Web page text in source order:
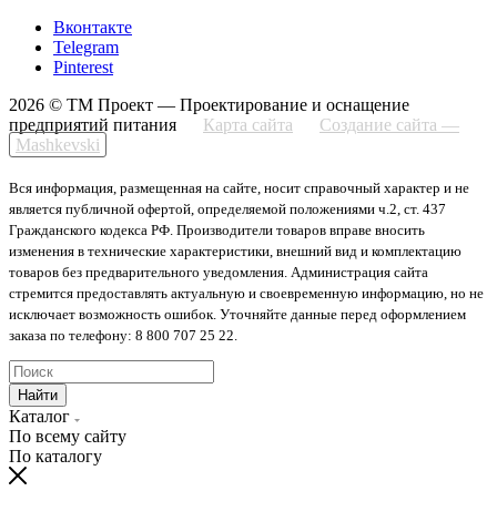
Вконтакте
Telegram
Pinterest
2026 © ТМ Проект — Проектирование и оснащение
предприятий питания
Карта сайта
Создание сайта —
Mashkevski
Вся информация, размещенная на сайте, носит справочный характер и не
является публичной офертой, определяемой положениями ч.2, ст. 437
Гражданского кодекса РФ. Производители товаров вправе вносить
изменения в технические характеристики, внешний вид и комплектацию
товаров без предварительного уведомления. Администрация сайта
стремится предоставлять актуальную и своевременную информацию, но не
исключает возможность ошибок. Уточняйте данные перед оформлением
заказа по телефону: 8 800 707 25 22.
Найти
Каталог
По всему сайту
По каталогу